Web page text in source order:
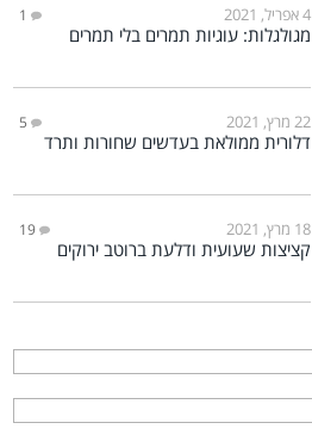
4 אפריל, 2021 1
מגולגלות: עוגיות תמרים בלי תמרים
22 מרץ, 2021 5
דלורית ממולאת בעדשים שחורות ותרד
18 מרץ, 2021 19
קציצות שעועית ודלעת ברוטב ירוקים